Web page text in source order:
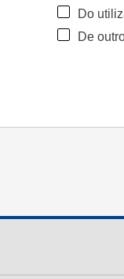
Do
De